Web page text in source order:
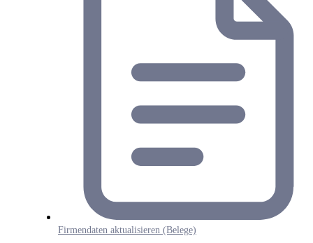
Firmendaten aktualisieren (Belege)